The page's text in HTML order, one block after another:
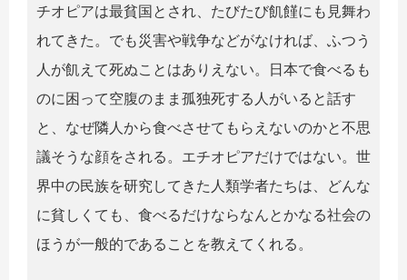
チオピアは最貧国とされ、たびたび飢饉にも見舞わ
れてきた。でも災害や戦争などがなければ、ふつう
人が飢えて死ぬことはありえない。日本で食べるも
のに困って空腹のまま孤独死する人がいると話す
と、なぜ隣人から食べさせてもらえないのかと不思
議そうな顔をされる。エチオピアだけではない。世
界中の民族を研究してきた人類学者たちは、どんな
に貧しくても、食べるだけならなんとかなる社会の
ほうが一般的であることを教えてくれる。